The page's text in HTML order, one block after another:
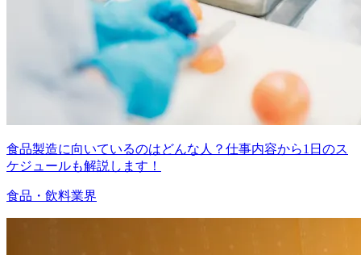
食品製造に向いているのはどんな人？仕事内容から1日のス
ケジュールも解説します！
食品・飲料業界